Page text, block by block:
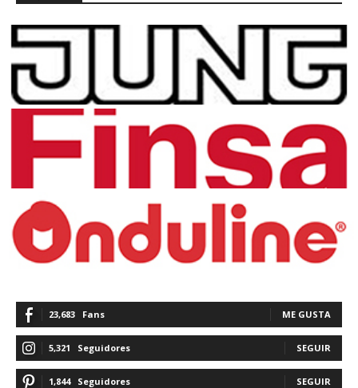
23,683 Fans ME GUSTA
5,321 Seguidores SEGUIR
1,844 Seguidores SEGUIR